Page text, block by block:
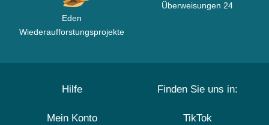
Eden
Wiederaufforstungsprojekte
Überweisungen 24
Hilfe
Mein Konto
Finden Sie uns in:
TikTok